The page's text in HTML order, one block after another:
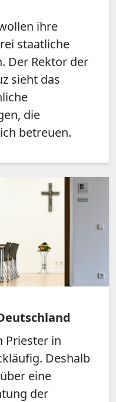
ihre
staatliche
Der Rektor der
sieht das
die
betreuen.
Priester in
Deshalb
eine
der